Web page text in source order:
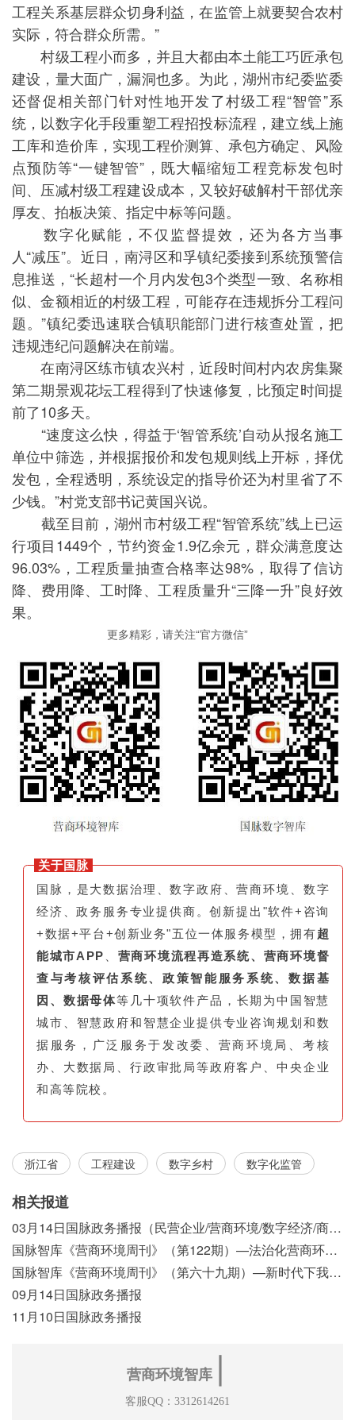
工程关系基层群众切身利益，在监管上就要契合农村
实际，符合群众所需。”
村级工程小而多，并且大都由本土能工巧匠承包
建设，量大面广，漏洞也多。为此，湖州市纪委监委
还督促相关部门针对性地开发了村级工程“智管”系
统，以数字化手段重塑工程招投标流程，建立线上施
工库和造价库，实现工程价测算、承包方确定、风险
点预防等“一键智管”，既大幅缩短工程竞标发包时
间、压减村级工程建设成本，又较好破解村干部优亲
厚友、拍板决策、指定中标等问题。
数字化赋能，不仅监督提效，还为各方当事
人“减压”。近日，南浔区和孚镇纪委接到系统预警信
息推送，“长超村一个月内发包3个类型一致、名称相
似、金额相近的村级工程，可能存在违规拆分工程问
题。”镇纪委迅速联合镇职能部门进行核查处置，把
违规违纪问题解决在前端。
在南浔区练市镇农兴村，近段时间村内农房集聚
第二期景观花坛工程得到了快速修复，比预定时间提
前了10多天。
“速度这么快，得益于‘智管系统’自动从报名施工
单位中筛选，并根据报价和发包规则线上开标，择优
发包，全程透明，系统设定的指导价还为村里省了不
少钱。”村党支部书记黄国兴说。
截至目前，湖州市村级工程“智管系统”线上已运
行项目1449个，节约资金1.9亿余元，群众满意度达
96.03%，工程质量抽查合格率达98%，取得了信访
降、费用降、工时降、工程质量升“三降一升”良好效
果。
更多精彩，请关注“官方微信”
关于国脉
国脉，是大数据治理、数字政府、营商环境、数字
经济、政务服务专业提供商。创新提出"软件+咨询
+数据+平台+创新业务"五位一体服务模型，拥有超
能城市APP
营商环境流程再造系统、营商环境督
查与考核评估系统、政策智能服务系统、数据基
因、数据母体等几十项软件产品，长期为中国智慧
城市、智慧政府和智慧企业提供专业咨询规划和数
据服务，广泛服务于发改委、营商环境局、考核
办、大数据局、行政审批局等政府客户、中央企业
和高等院校。
浙江省 工程建设 数字乡村 数字化监管
相关报道
03月14日国脉政务播报（民营企业/营商环境/数字经济/商事制度改革）
国脉智库《营商环境周刊》（第122期）—法治化营商环境视域下我国行政执法公示制度浅析
国脉智库《营商环境周刊》（第六十九期）—新时代下我国营商环境标准体系构建初探
09月14日国脉政务播报
11月10日国脉政务播报
营商环境智库
客服QQ：3312614261